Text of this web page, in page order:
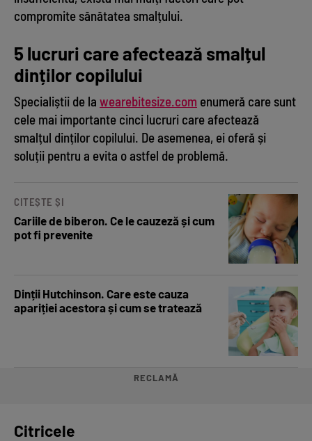
compromite sănătatea smalțului.
5 lucruri care afectează smalțul
dinților copilului
Specialiștii de la wearebitesize.com enumeră care sunt
cele mai importante cinci lucruri care afectează
smalțul dinților copilului. De asemenea, ei oferă și
soluții pentru a evita o astfel de problemă.
CITEȘTE ȘI
Cariile de biberon. Ce le cauzeză și cum
pot fi prevenite
Dinții Hutchinson. Care este cauza
apariției acestora și cum se tratează
RECLAMĂ
Citricele